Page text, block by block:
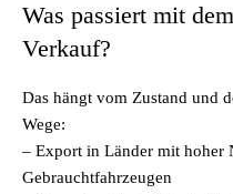
Was passiert mit
Verkauf?
Das hängt vom Zustand und
Wege:
– Export in Länder mit hoher
Gebrauchtfahrzeugen